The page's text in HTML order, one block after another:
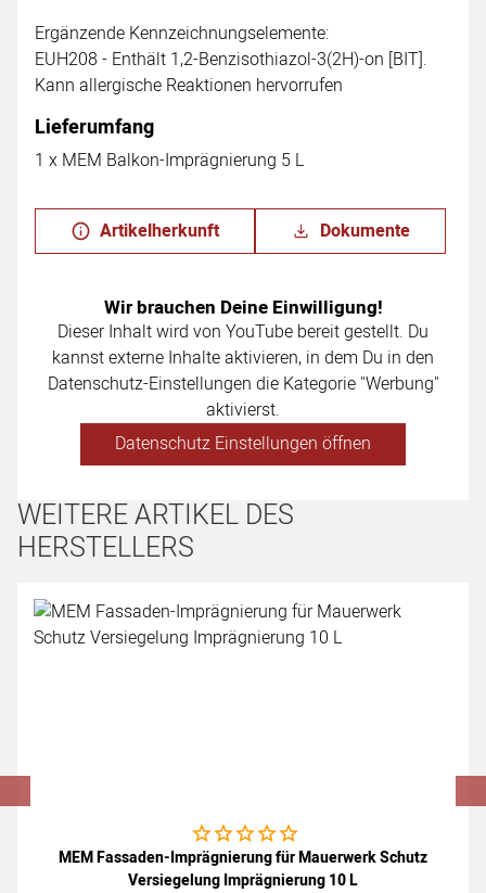
Ergänzende Kennzeichnungselemente:
EUH208 - Enthält 1,2-Benzisothiazol-3(2H)-on [BIT].
Kann allergische Reaktionen hervorrufen
Lieferumfang
1 x MEM Balkon-Imprägnierung 5 L
Artikelherkunft Dokumente
Wir brauchen Deine Einwilligung!
Dieser Inhalt wird von YouTube bereit gestellt. Du
kannst externe Inhalte aktivieren, in dem Du in den
Datenschutz-Einstellungen die Kategorie "Werbung"
aktivierst.
Datenschutz Einstellungen öffnen
WEITERE ARTIKEL DES
HERSTELLERS
Artikel überspringen
Noch keine Bewertungen abgegeben
MEM Fassaden-Imprägnierung für Mauerwerk Schutz
Versiegelung Imprägnierung 10 L